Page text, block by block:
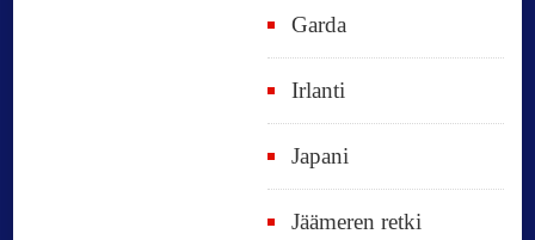
Garda
Irlanti
Japani
Jäämeren retki